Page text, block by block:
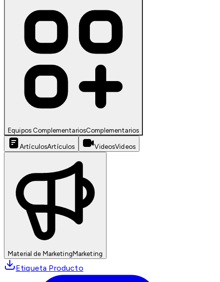
Equipos ComplementariosComplementarios
ArtículosArtículos VideosVideos
Material de MarketingMarketing
Etiqueta Producto